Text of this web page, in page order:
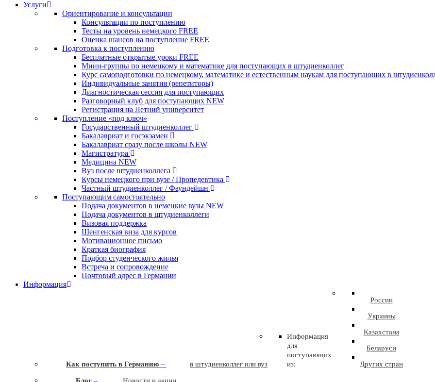
Услуги
Ориентирование и консультации
Консультации по поступлению
Тесты на уровень немецкого FREE
Оценка шансов на поступление FREE
Подготовка к поступлению
Бесплатные открытые уроки FREE
Мини-группы по немецкому и математике для поступающих в штудиенколлег
Курс самоподготовки по немецкому, математике и естественным наукам для поступающих в
Индивидуальные занятия (репетиторы)
Диагностическая сессия для поступающих
Разговорный клуб для поступающих NEW
Регистрация на Летний университет
Поступление «под ключ»
Государственный штудиенколлег
Бакалавриат и госэкзамен
Бакалавриат сразу после школы NEW
Магистратура
Медицина NEW
Вуз после штудиенколлега
Курсы немецкого при вузе / Пропедевтика
Частный штудиенколлег / Фаундейшн
Поступающим самостоятельно
Подача документов в немецкие вузы NEW
Подача документов в штудиенколлеги
Визовая поддержка
Шенгенская виза для курсов
Мотивационное письмо
Краткая биография
Подбор студенческого жилья
Встреча и сопровождение
Почтовый адрес в Германии
Информация
Как поступить в Германию – в штудиенколлег или вуз
Информация
для
поступающих
из:
России
Украины
Казахстана
Беларуси
Других стран
–